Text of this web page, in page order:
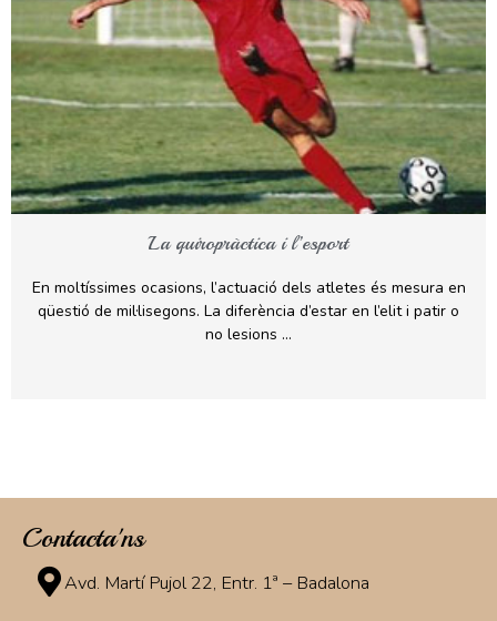
La quiropràctica i l’esport
En moltíssimes ocasions, l’actuació dels atletes és mesura en
qüestió de mil·lisegons. La diferència d’estar en l’elit i patir o
no lesions …
Contacta'ns
Avd. Martí Pujol 22, Entr. 1ª – Badalona